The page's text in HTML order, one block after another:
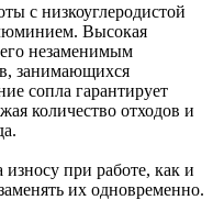
с низкоуглеродистой
Высокая
его незаменимым
занимающихся
сопла гарантирует
количество отходов и
при работе, как и
их одновременно.